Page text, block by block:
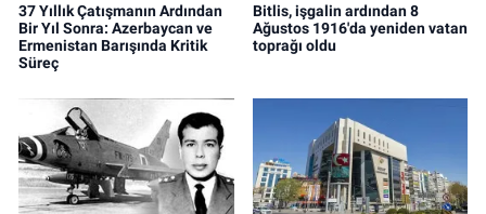
37 Yıllık Çatışmanın Ardından
Bir Yıl Sonra: Azerbaycan ve
Ermenistan Barışında Kritik
Süreç
Bitlis, işgalin ardından 8
Ağustos 1916'da yeniden vatan
toprağı oldu